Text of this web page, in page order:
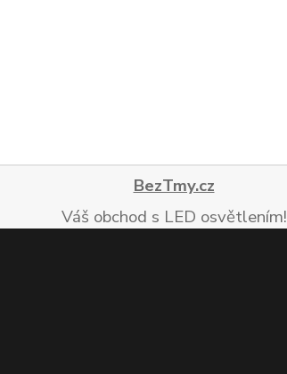
BezTmy.cz
Váš obchod s LED osvětlením!